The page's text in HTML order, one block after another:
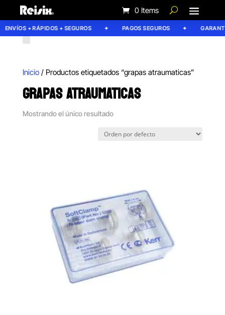
0 Items
ENVÍOS + RÁPIDOS + SEGUROS PAGOS SEGUROS
Inicio/ Productos etiquetados “grapas atraumaticas”
GRAPAS ATRAUMATICAS
Mostrando el único resultado